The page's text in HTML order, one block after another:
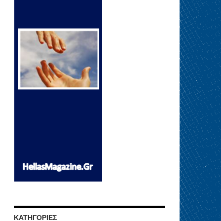
ΚΑΤΗΓΟΡΊΕΣ